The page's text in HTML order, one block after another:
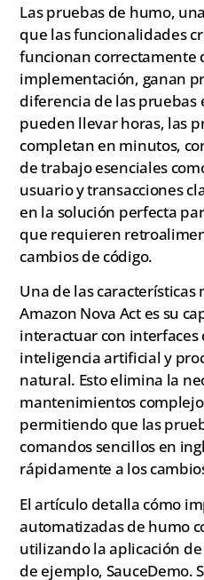
Las pruebas de humo,
que las funcionalidades
funcionan correctamente
implementación, ganan
diferencia de las pruebas
pueden llevar horas, las
completan en minutos,
de trabajo esenciales
usuario y transacciones
en la solución perfecta
que requieren
cambios de código.
Una de las características
Amazon Nova Act es su
interactuar con interfaces
inteligencia artificial y
natural. Esto elimina la
mantenimientos
permitiendo que las
comandos sencillos en
rápidamente a los
El artículo detalla cómo
automatizadas de humo
utilizando la aplicación
de ejemplo, SauceDemo.